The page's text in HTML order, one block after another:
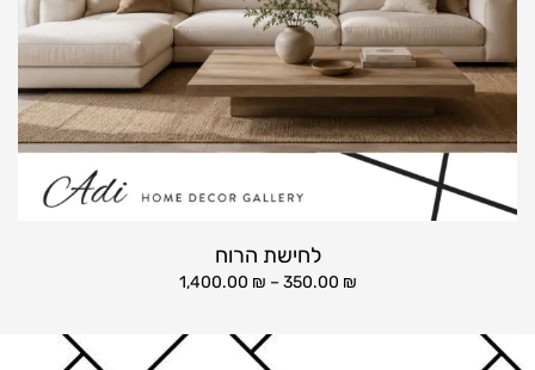
לחישת הרוח
350.00 ₪
–
1,400.00 ₪